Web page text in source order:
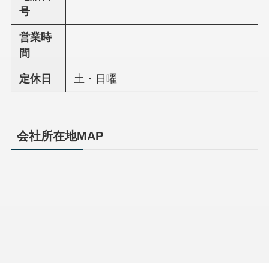
号
営業時
間
定休日 土・日曜
会社所在地MAP